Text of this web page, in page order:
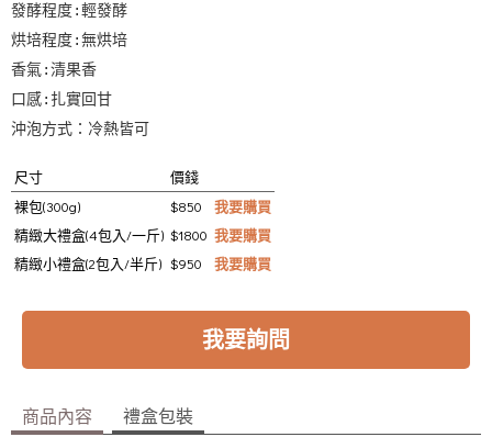
發酵程度:輕發酵
烘培程度:無烘培
香氣:清果香
口感:扎實回甘
沖泡方式：冷熱皆可
尺寸
價錢
裸包(300g)
$850
我要購買
精緻大禮盒(4包入/一斤) $1800 我要購買
精緻小禮盒(2包入/半斤) $950 我要購買
我要詢問
商品內容 禮盒包裝